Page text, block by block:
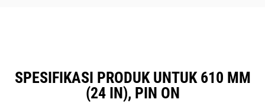
SPESIFIKASI PRODUK UNTUK 610 MM
(24 IN), PIN ON